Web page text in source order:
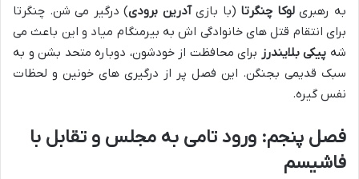
به رهبریلوکا چنگرتا (با بازیآدرین برودی) درگیر می شن. چنگرتا
برای انتقام قتل های خانوادگی اش به بیرمنگام میاد و این باعث می
شه پیکی بلایندرز برای محافظت از خودشون، دوباره متحد بشن و به
سبک قدیمی بجنگن. این فصل پر از درگیری های خونین و لحظات
نفس گیره.
فصل پنجم: ورود تامی به مجلس و تقابل با
فاشیسم